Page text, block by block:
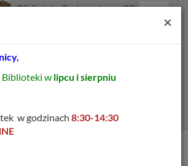
Prolib
główna
Biblioteka Pedagogiczna CEN
Menu
×
Biblioteki w lipcu i sierpniu
w godzinach 8:30-14:30